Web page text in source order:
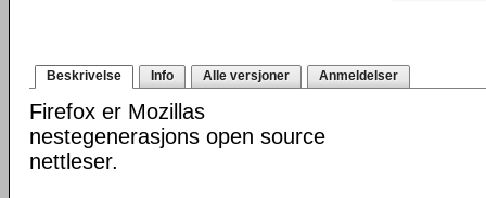
Beskrivelse Info Alle versjoner Anmeldelser
Firefox er Mozillas
nestegenerasjons open source
nettleser.